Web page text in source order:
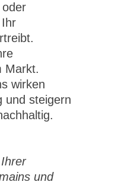
Markt.
wirken
und steigern
und